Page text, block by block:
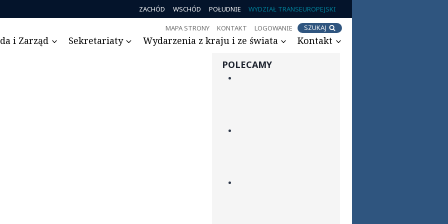
ZACHÓD WSCHÓD POŁUDNIE WYDZIAŁ TRANSEUROPEJSKI
MAPA STRONY KONTAKT LOGOWANIE SZUKAJ
i Zarząd Sekretariaty Wydarzenia z kraju i ze świata Kontakt
POLECAMY